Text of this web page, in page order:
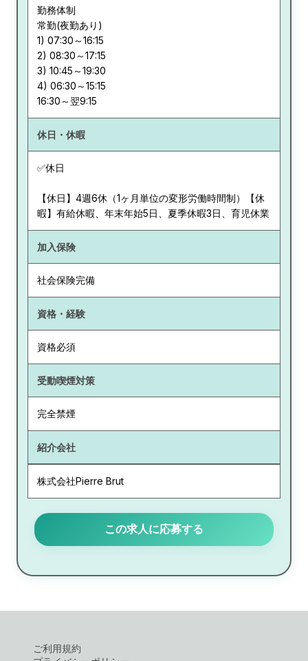
勤務体制
常勤(夜勤あり)
1) 07:30～16:15
2) 08:30～17:15
3) 10:45～19:30
4) 06:30～15:15
休日・休暇
✅休日
【休日】4週6休（1ヶ月単位の変形労働時間制）【休
暇】有給休暇、年末年始5日、夏季休暇3日、育児休業
加入保険
社会保険完備
資格・経験
資格必須
受動喫煙対策
完全禁煙
紹介会社
株式会社Pierre Brut
この求人に応募する
ご利用規約